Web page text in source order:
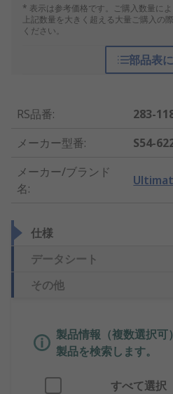
* 表示は参考価格です。ご購入数量に
上記数量を大きく超える大量ご購入の
ください。
部品表
RS品番:
283-
メーカー型番:
S54-
メーカー/ブランド
名:
仕様
データシート
その他
製品情報（複数選択可
製品を検索します。
すべて選択